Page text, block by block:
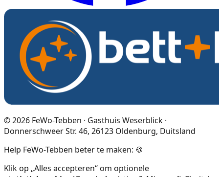
©2026 FeWo-Tebben · Gasthuis Weserblick ·
Donnerschweer Str. 46, 26123 Oldenburg, Duitsland
Help FeWo-Tebben beter te maken: 🍪
Klik op „Alles accepteren“ om optionele